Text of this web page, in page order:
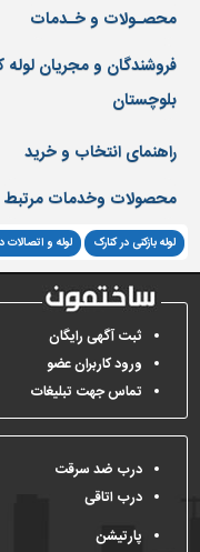
حفاظ
دیوارپوش،
و
بهداشتی
ابزار،یراق
و
ماشین
آلات
برقی،روشنایی،ایمنی
محوطه
سازی
و
ساخت
ساز
محصـولات و خـدمات
فروشندگان و مجریان
بلوچستان
راهنمای انتخاب و خرید
محصولات وخدمات مرتبط
لوله بازکنی در کنارک لوله و اتصالات
ثبت آگهی رایگان
ورود کاربران عضو
تماس جهت تبلیغات
درب ضد سرقت
درب اتاقی
پارتیشن